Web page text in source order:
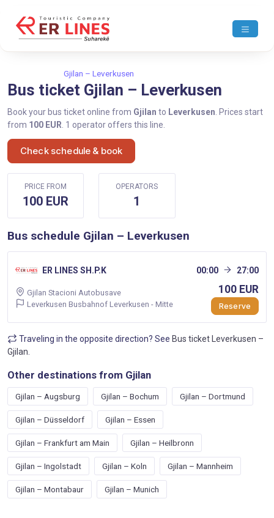
Gjilan – Leverkusen
Bus ticket Gjilan – Leverkusen
Book your bus ticket online from Gjilan to Leverkusen . Prices start
from 100 EUR . 1 operator offers this line.
Check schedule & book
PRICE FROM
100 EUR
OPERATORS
1
Bus schedule Gjilan – Leverkusen
ER LINES SH.P.K 00:00 27:00
Gjilan Stacioni Autobusave
Leverkusen Busbahnof Leverkusen - Mitte
100 EUR
Reserve
Traveling in the opposite direction? See Bus ticket Leverkusen –
Gjilan
Other destinations from Gjilan
Gjilan – Augsburg Gjilan – Bochum Gjilan – Dortmund
Gjilan – Düsseldorf Gjilan – Essen
Gjilan – Frankfurt am Main Gjilan – Heilbronn
Gjilan – Ingolstadt Gjilan – Koln Gjilan – Mannheim
Gjilan – Montabaur Gjilan – Munich